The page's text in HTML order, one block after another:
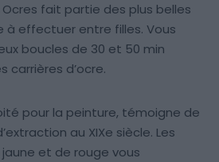
Ocres fait partie des plus belles
à effectuer entre filles. Vous
boucles de 30 et 50 min
carrières d’ocre.
pour la peinture, témoigne de
au XIXe siècle. Les
et de rouge vous